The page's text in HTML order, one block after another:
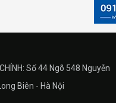
Số 44 Ngõ 548 Nguyễn
Biên - Hà Nội